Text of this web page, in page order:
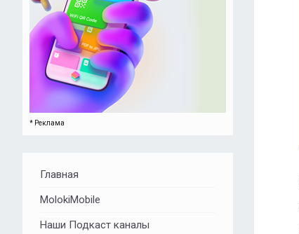
* Реклама
Главная
MolokiMobile
Наши Подкаст каналы